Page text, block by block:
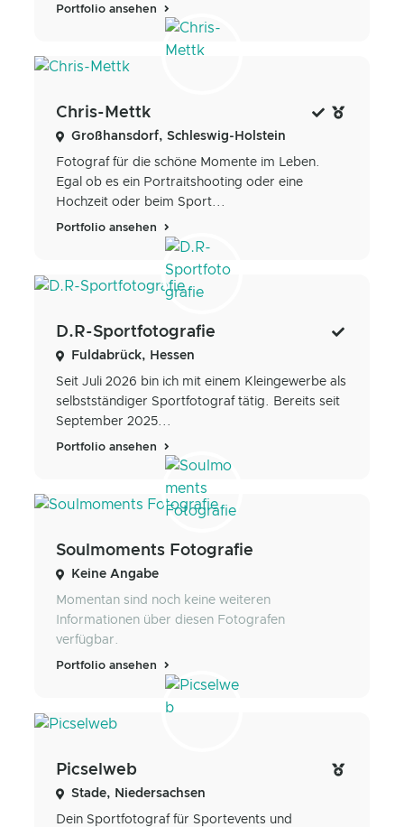
Portfolio ansehen
Chris-Mettk
Großhansdorf, Schleswig-Holstein
Fotograf für die schöne Momente im Leben.
Egal ob es ein Portraitshooting oder eine
Hochzeit oder beim Sport...
Portfolio ansehen
D.R-Sportfotografie
Fuldabrück, Hessen
Seit Juli 2026 bin ich mit einem Kleingewerbe als
selbstständiger Sportfotograf tätig. Bereits seit
September 2025...
Portfolio ansehen
Soulmoments Fotografie
Keine Angabe
Momentan sind noch keine weiteren
Informationen über diesen Fotografen
verfügbar.
Portfolio ansehen
Picselweb
Stade, Niedersachsen
Dein Sportfotograf für Sportevents und